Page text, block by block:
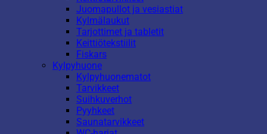
Juomapullot ja vesiastiat
Kylmälaukut
Tarjottimet ja tabletit
Keittiötekstiilit
Fiskars
Kylpyhuone
Kylpyhuonematot
Tarvikkeet
Suihkuverhot
Pyyhkeet
Saunatarvikkeet